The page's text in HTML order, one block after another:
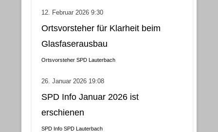
12. Februar 2026 9:30
Ortsvorsteher für Klarheit beim
Glasfaserausbau
Ortsvorsteher SPD Lauterbach
26. Januar 2026 19:08
SPD Info Januar 2026 ist
erschienen
SPD Info SPD Lauterbach